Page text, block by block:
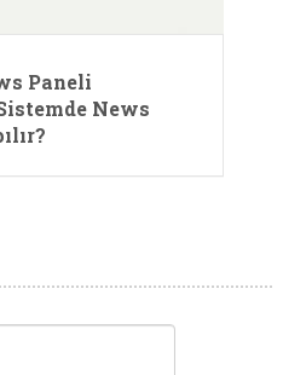
Paneli
News